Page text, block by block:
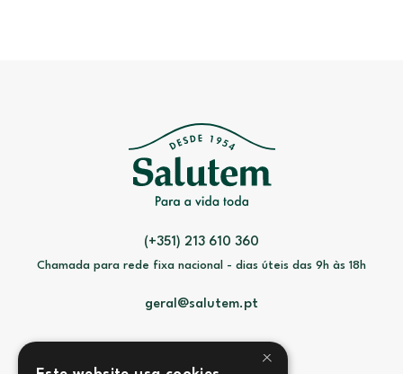
(+351) 213 610 360
Chamada para rede fixa nacional - dias úteis das 9h às 18h
geral@salutem.pt
×